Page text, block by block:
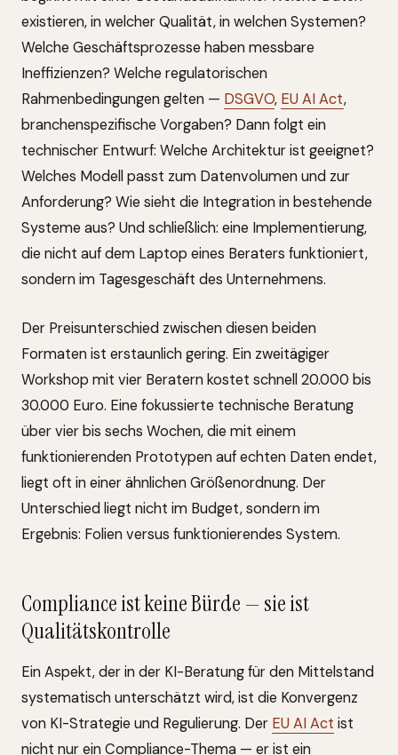
existieren, in welcher Qualität, in welchen Systemen?
Welche Geschäftsprozesse haben messbare
Ineffizienzen? Welche regulatorischen
Rahmenbedingungen gelten — DSGVO, EU AI Act,
branchenspezifische Vorgaben? Dann folgt ein
technischer Entwurf: Welche Architektur ist geeignet?
Welches Modell passt zum Datenvolumen und zur
Anforderung? Wie sieht die Integration in bestehende
Systeme aus? Und schließlich: eine Implementierung,
die nicht auf dem Laptop eines Beraters funktioniert,
sondern im Tagesgeschäft des Unternehmens.
Der Preisunterschied zwischen diesen beiden
Formaten ist erstaunlich gering. Ein zweitägiger
Workshop mit vier Beratern kostet schnell 20.000 bis
30.000 Euro. Eine fokussierte technische Beratung
über vier bis sechs Wochen, die mit einem
funktionierenden Prototypen auf echten Daten endet,
liegt oft in einer ähnlichen Größenordnung. Der
Unterschied liegt nicht im Budget, sondern im
Ergebnis: Folien versus funktionierendes System.
Compliance ist keine Bürde — sie ist
Qualitätskontrolle
Ein Aspekt, der in der KI-Beratung für den Mittelstand
systematisch unterschätzt wird, ist die Konvergenz
von KI-Strategie und Regulierung. Der EU AI Act ist
nicht nur ein Compliance-Thema — er ist ein